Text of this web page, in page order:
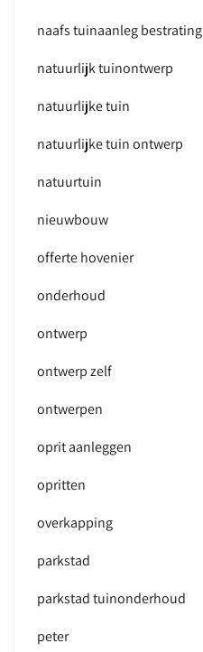
naafs tuinaanleg bestrating
natuurlijk tuinontwerp
natuurlijke tuin
natuurlijke tuin ontwerp
natuurtuin
nieuwbouw
offerte hovenier
onderhoud
ontwerp
ontwerp zelf
ontwerpen
oprit aanleggen
opritten
overkapping
parkstad
parkstad tuinonderhoud
peter